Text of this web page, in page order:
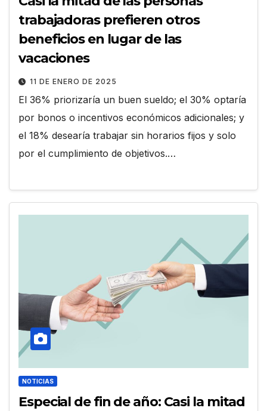
trabajadoras prefieren otros
beneficios en lugar de las
vacaciones
11 DE ENERO DE 2025
El 36% priorizaría un buen sueldo; el 30% optaría
por bonos o incentivos económicos adicionales; y
el 18% desearía trabajar sin horarios fijos y solo
por el cumplimiento de objetivos.…
NOTICIAS
Especial de fin de año: Casi la mitad